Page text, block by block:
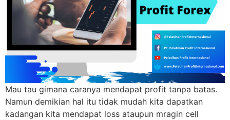
Mau tau gimana caranya mendapat profit tanpa batas.
Namun demikian hal itu tidak mudah kita dapatkan
kadangan kita mendapat loss ataupun mragin cell